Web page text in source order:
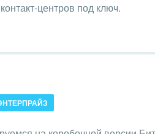
и CRM
центров под ключ.